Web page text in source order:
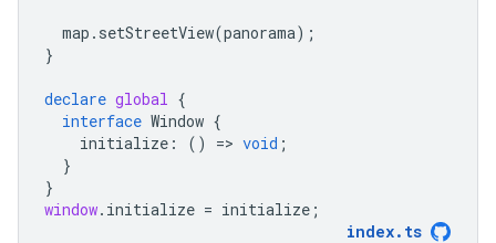
map . setStreetView(panorama);
}
declare global {
interface Window {
initialize : () => void ;
}
}
window. initialize = initialize ;
index. ts